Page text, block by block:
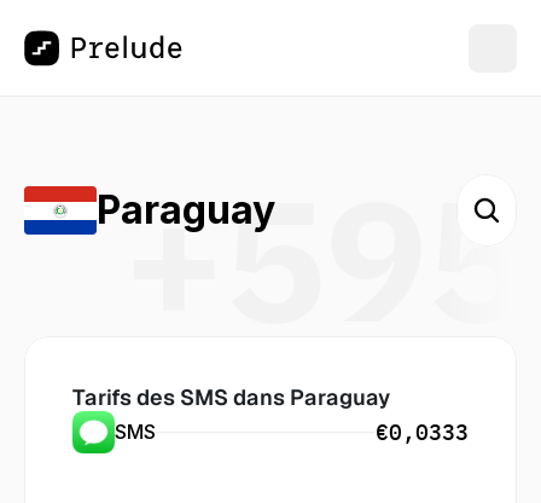
+595
Paraguay
Tarifs des SMS dans Paraguay
SMS €0,0333